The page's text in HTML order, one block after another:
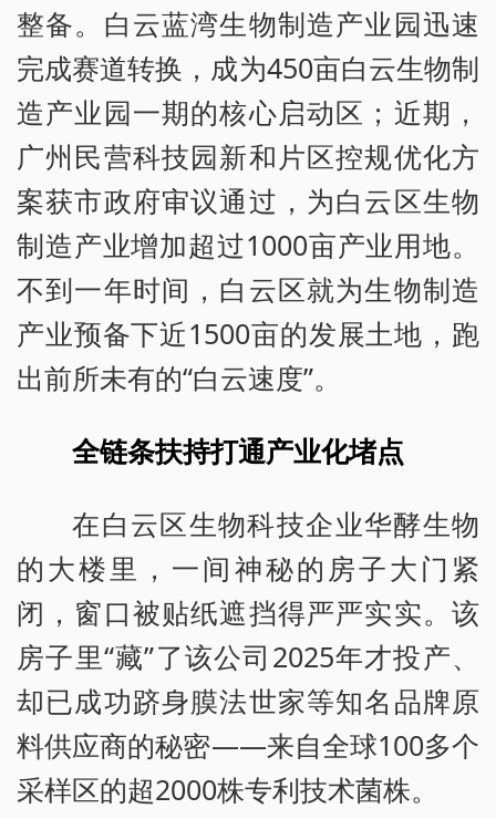
整备。白云蓝湾生物制造产业园迅速
完成赛道转换，成为450亩白云生物制
造产业园一期的核心启动区；近期，
广州民营科技园新和片区控规优化方
案获市政府审议通过，为白云区生物
制造产业增加超过1000亩产业用地。
不到一年时间，白云区就为生物制造
产业预备下近1500亩的发展土地，跑
出前所未有的“白云速度”。
全链条扶持打通产业化堵点
在白云区生物科技企业华酵生物
的大楼里，一间神秘的房子大门紧
闭，窗口被贴纸遮挡得严严实实。该
房子里“藏”了该公司2025年才投产、
却已成功跻身膜法世家等知名品牌原
料供应商的秘密——来自全球100多个
采样区的超2000株专利技术菌株。